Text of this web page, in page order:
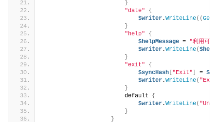
}
"date"
{
$writer.WriteLine((Get-
}
"help"
{
$helpMessage = "利用可
$writer.WriteLine(
}
"exit"
{
$syncHash ["Exit"] =
$writer.WriteLine(
}
                        default
{
$writer.WriteLine(
}
}